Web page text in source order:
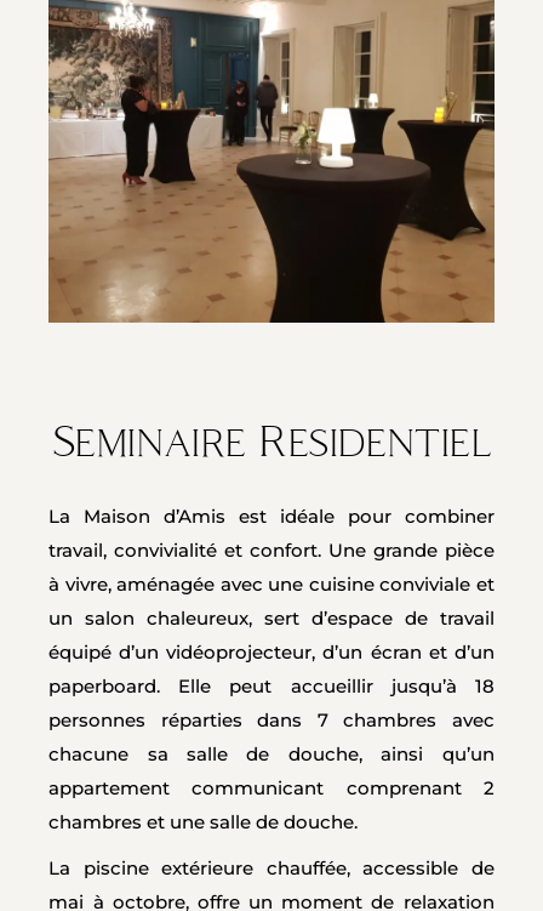
Seminaire Residentiel
La Maison d’Amis est idéale pour combiner
travail, convivialité et confort. Une grande pièce
à vivre, aménagée avec une cuisine conviviale et
un salon chaleureux, sert d’espace de travail
équipé d’un vidéoprojecteur, d’un écran et d’un
paperboard. Elle peut accueillir jusqu’à 18
personnes réparties dans 7 chambres avec
chacune sa salle de douche, ainsi qu’un
appartement communicant comprenant 2
chambres et une salle de douche.
La piscine extérieure chauffée, accessible de
mai à octobre, offre un moment de relaxation